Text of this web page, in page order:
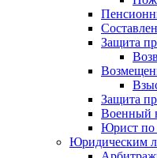
Защита
Защита
Военный
Юрист по
Юридическим